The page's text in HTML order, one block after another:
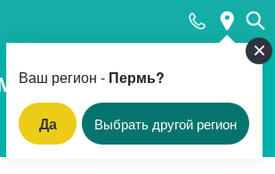
Ваш регион - Пермь?
Да Выбрать другой регион
запросы
«Премиум для
женщин»